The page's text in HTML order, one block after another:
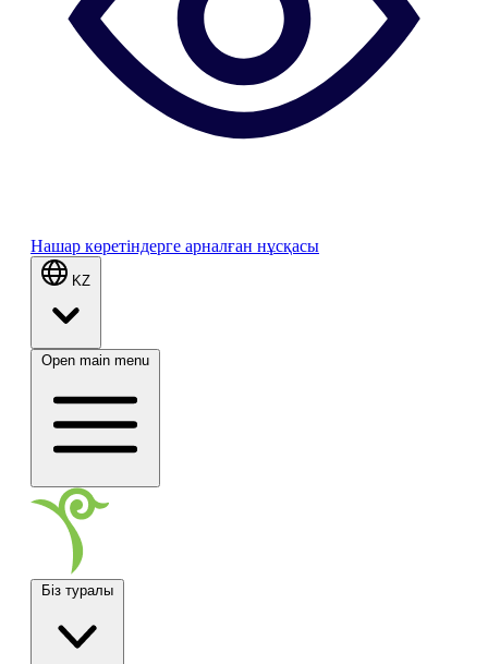
Нашар көретіндерге арналған нұсқасы
KZ
Open main menu
Біз туралы